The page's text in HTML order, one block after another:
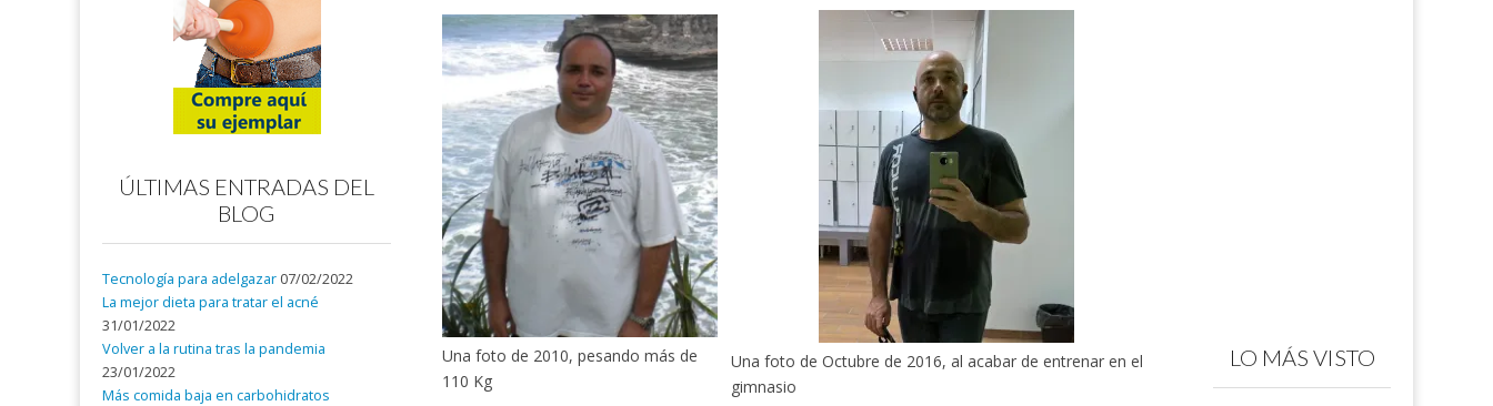
Una foto de 2010, pesando más de
110 Kg
Una foto de Octubre de 2016, al acabar de entrenar en el
gimnasio
ÚLTIMAS ENTRADAS DEL
BLOG
Tecnología para adelgazar 07/02/2022
La mejor dieta para tratar el acné
31/01/2022
Volver a la rutina tras la pandemia
23/01/2022
Más comida baja en carbohidratos
LO MÁS VISTO